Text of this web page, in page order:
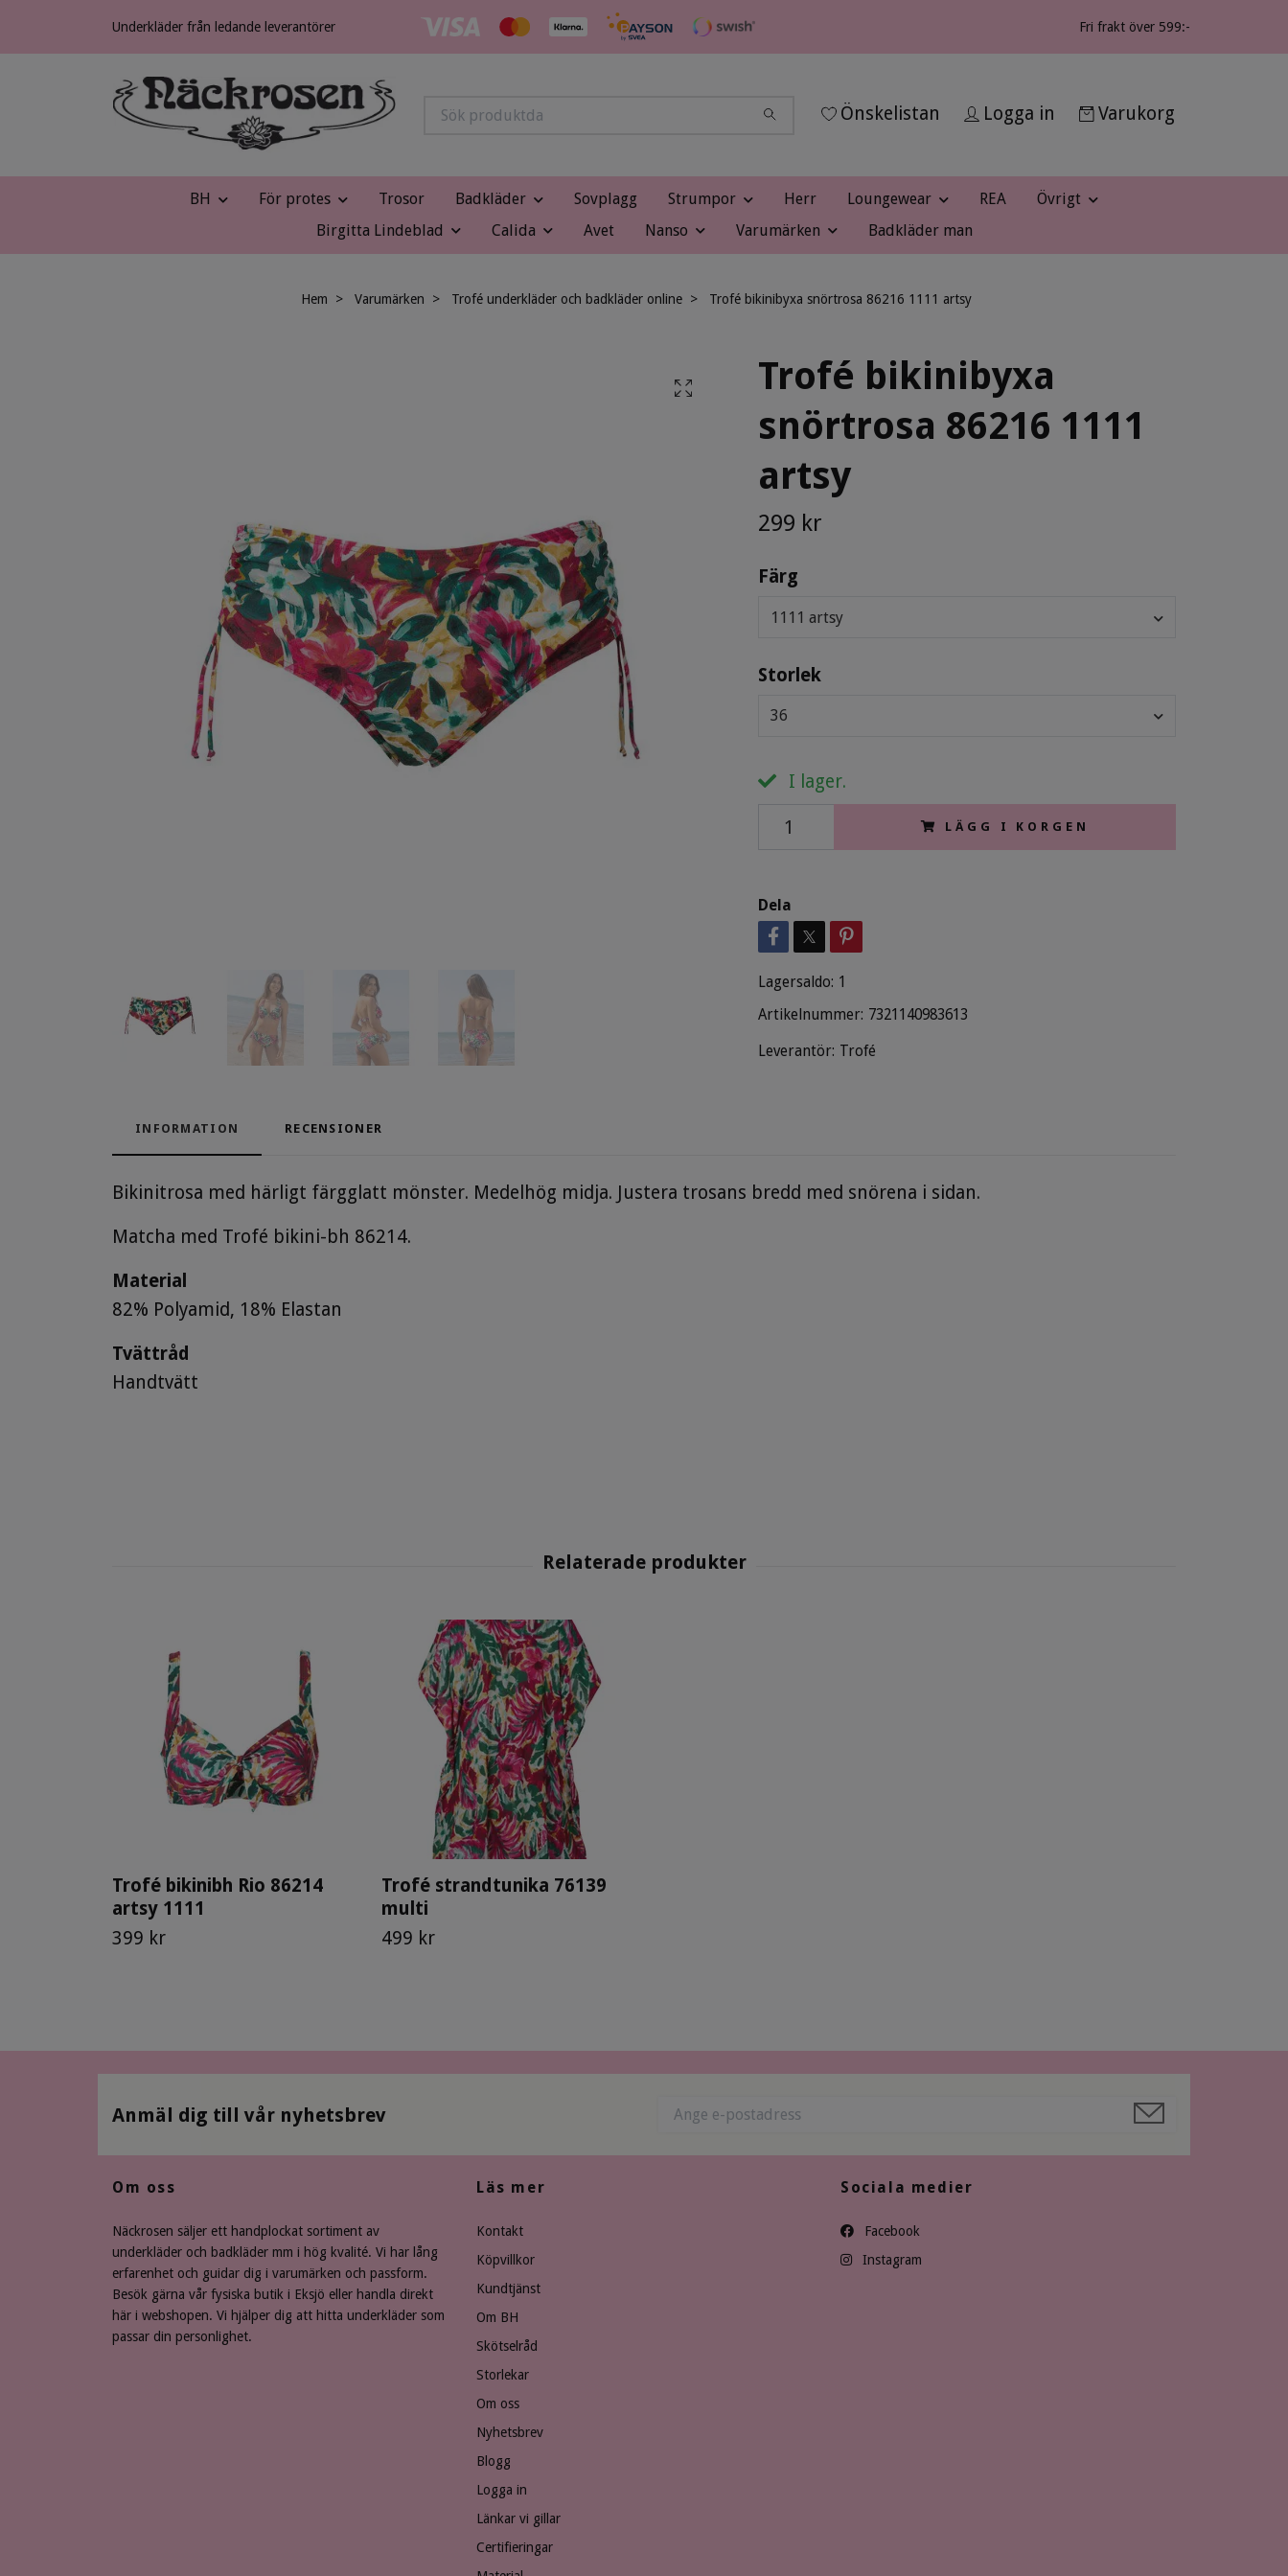
Underkläder från ledande leverantörer Fri frakt över 599:-
Önskelistan Logga in Varukorg
BH För protes Trosor Badkläder Sovplagg Strumpor Herr Loungewear REA
Övrigt
Birgitta Lindeblad
Calida Avet Nanso Varumärken Badkläder man
Hem Varumärken Trofé underkläder och badkläder online Trofé bikinibyxa snörtrosa 86216 1111 artsy
Trofé bikinibyxa
snörtrosa 86216 1111
artsy
299 kr
Färg
1111 artsy
Storlek
36
I lager.
LÄGG I KORGEN
Dela
Lagersaldo: 1
Artikelnummer: 7321140983613
Leverantör: Trofé
INFORMATION RECENSIONER
Bikinitrosa med härligt färgglatt mönster. Medelhög midja. Justera trosans bredd med snörena i sidan.
Matcha med Trofé bikini-bh 86214.
Material
82% Polyamid, 18% Elastan
Tvättråd
Handtvätt
Trofé bikinibh Rio 86214
artsy 1111
399 kr
Trofé strandtunika 76139
multi
499 kr
Anmäl dig till vår nyhetsbrev
Om oss
Näckrosen säljer ett handplockat sortiment av
underkläder och badkläder mm i hög kvalité. Vi har lång
erfarenhet och guidar dig i varumärken och passform.
Besök gärna vår fysiska butik i Eksjö eller handla direkt
här i webshopen. Vi hjälper dig att hitta underkläder som
passar din personlighet.
Läs mer
Kontakt
Köpvillkor
Kundtjänst
Om BH
Skötselråd
Storlekar
Om oss
Nyhetsbrev
Blogg
Logga in
Länkar vi gillar
Certifieringar
Sociala medier
Facebook
Instagram